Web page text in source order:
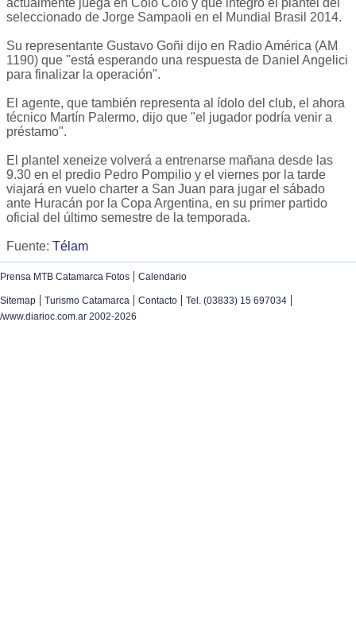
actualmente juega en Colo Colo y que integró el plantel del
seleccionado de Jorge Sampaoli en el Mundial Brasil 2014.
Su representante Gustavo Goñi dijo en Radio América (AM
1190) que "está esperando una respuesta de Daniel Angelici
para finalizar la operación".
El agente, que también representa al ídolo del club, el ahora
técnico Martín Palermo, dijo que "el jugador podría venir a
préstamo".
El plantel xeneize volverá a entrenarse mañana desde las
9.30 en el predio Pedro Pompilio y el viernes por la tarde
viajará en vuelo charter a San Juan para jugar el sábado
ante Huracán por la Copa Argentina, en su primer partido
oficial del último semestre de la temporada.
Fuente: Télam
Prensa MTB Catamarca Fotos | Calendario
Sitemap | Turismo Catamarca | Contacto | Tel. (03833) 15 697034 |
/www.diarioc.com.ar 2002-2026